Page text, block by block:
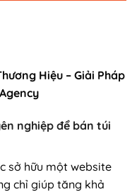
Hiệu – Giải Pháp
nghiệp để bán túi
sở hữu một website
chỉ giúp tăng khả